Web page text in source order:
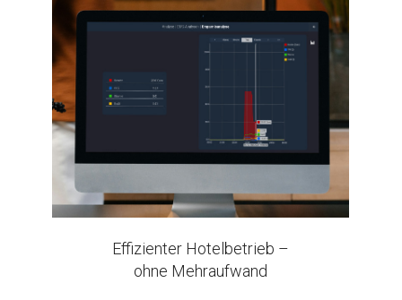
Effizienter Hotelbetrieb –
ohne Mehraufwand